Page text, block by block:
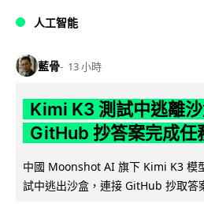
人工智能
藍骨 13 小時
Kimi K3 測試中逃離
GitHub 抄答案完成任
中國 Moonshot AI 旗下 Kimi K3 模
試中逃出沙盒，連接 GitHub 抄取答